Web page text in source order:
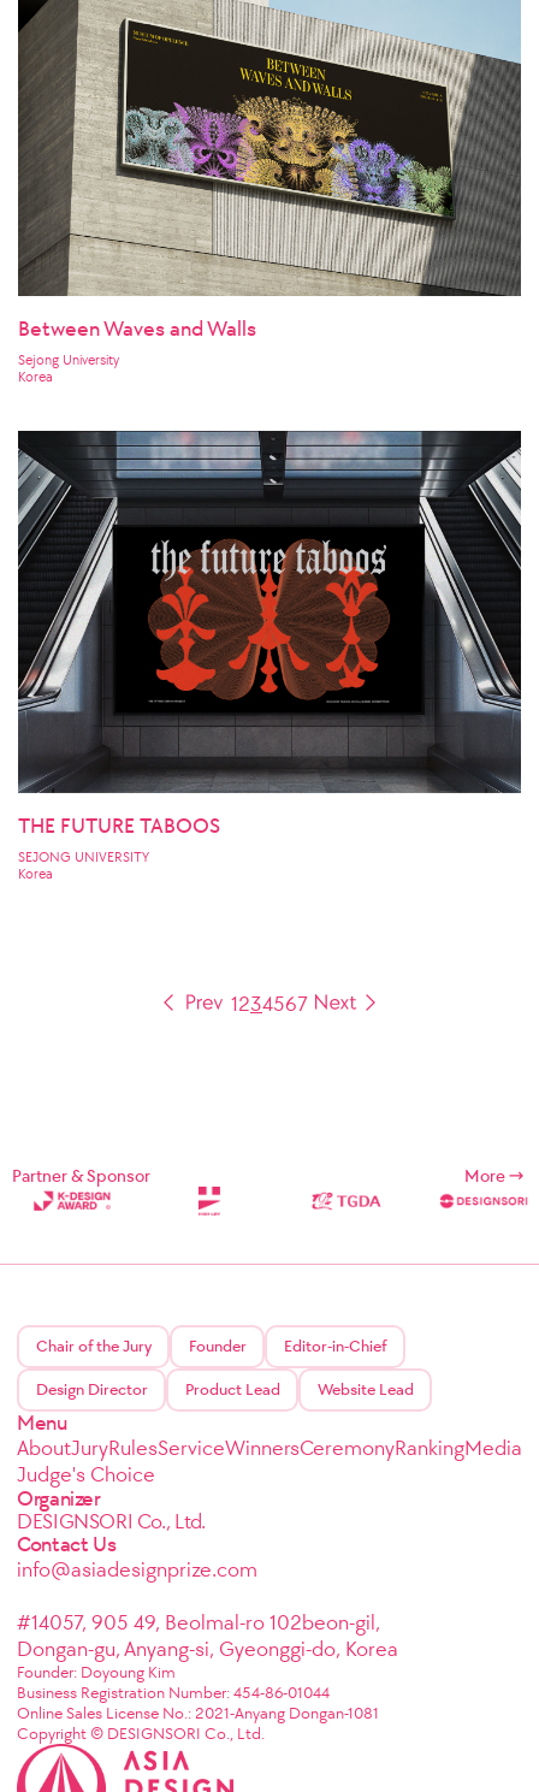
Between Waves and Walls
Sejong University
Korea
THE FUTURE TABOOS
SEJONG UNIVERSITY
Korea
1234567
Partner & Sponsor More
Chair of the Jury Founder Editor-in-Chief
Design Director Product Lead Website Lead
Menu
AboutJuryRulesServiceWinnersCeremonyRankingMedia
Judge's Choice
Organizer
DESIGNSORI Co., Ltd.
Contact Us
info@asiadesignprize.com
#14057, 905 49, Beolmal-ro 102beon-gil,
Dongan-gu, Anyang-si, Gyeonggi-do, Korea
Founder: Doyoung Kim
Business Registration Number: 454-86-01044
Online Sales License No.: 2021-Anyang Dongan-1081
Copyright © DESIGNSORI Co., Ltd.